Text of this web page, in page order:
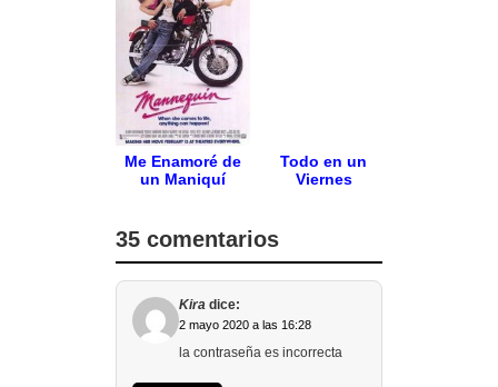
Me Enamoré de
un Maniquí
Todo en un
Viernes
35 comentarios
Kira dice:
2 mayo 2020 a las 16:28
la contraseña es incorrecta